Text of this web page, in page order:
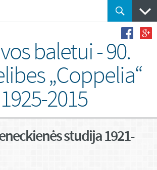
baletui - 90.
„Coppelia“
1925-2015
studija 1921-